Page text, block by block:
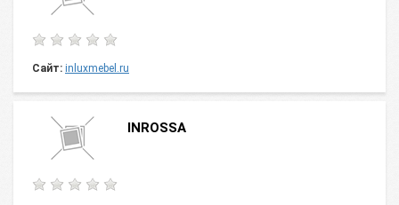
Сайт: inluxmebel.ru
INROSSA